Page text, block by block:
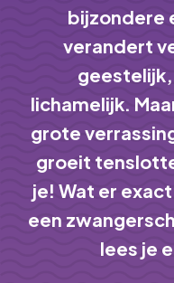
bijzondere
verandert
lichamelijk.
grote
groeit
je! Wat er
een
lees je